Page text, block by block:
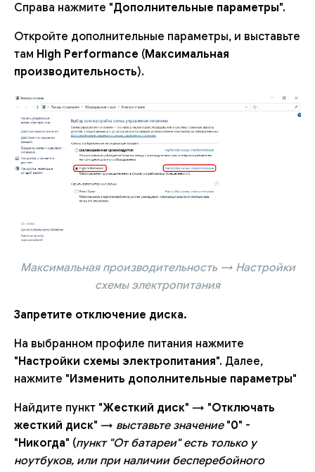
Справа нажмите "Дополнительные параметры".
Откройте дополнительные параметры, и выставьте
там High Performance (Максимальная
производительность).
Максимальная производительность → Настройки
схемы электропитания
Запретите отключение диска.
На выбранном профиле питания нажмите
"Настройки схемы электропитания". Далее,
нажмите "Изменить дополнительные параметры"
Найдите пункт "Жесткий диск" → "Отключать
жесткий диск" → выставьте значение"0" -
"Никогда" (пункт "От батареи" есть только у
ноутбуков, или при наличии бесперебойного